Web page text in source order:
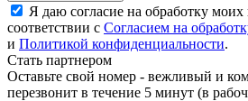
Я даю согласие на обработку
соответствии с Согласием на
и Политикой конфиденциальности.
Стать партнером
Оставьте свой номер - вежливый и
перезвонит в течение 5 минут (в